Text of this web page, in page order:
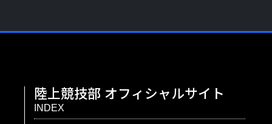
陸上競技部 オフィシャルサイト
INDEX